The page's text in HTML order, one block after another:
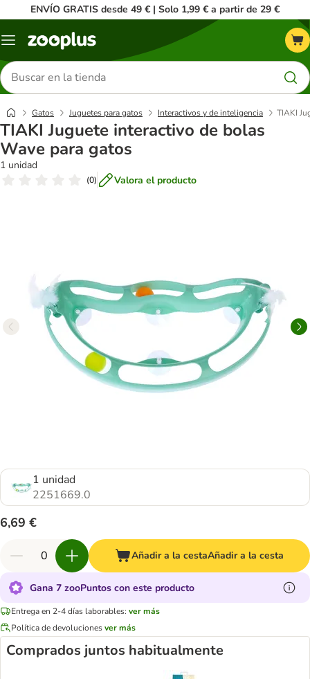
ENVÍO GRATIS desde 49 € | Solo 1,99 € a partir de 29 €
Menú
Buscar
productos
Gatos Juguetes para gatos Interactivos y de inteligencia TIAKI
TIAKI Juguete interactivo de bolas
Wave para gatos
1 unidad
(0) Valora el producto
1 unidad
2251669.0
6,69 €
Añadir a la cestaAñadir a la cesta
Gana 7 zooPuntos con este producto
Entrega en 2-4 días laborables: ver más
Política de devolucionesver más
Comprados juntos habitualmente